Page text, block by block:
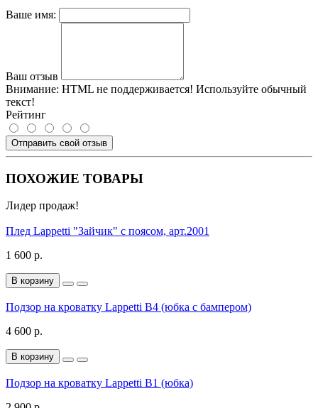
Ваше имя:
Ваш отзыв
Внимание: HTML не поддерживается! Используйте обычный
текст!
Рейтинг
Отправить свой отзыв
ПОХОЖИЕ ТОВАРЫ
Лидер продаж!
Плед Lappetti "Зайчик" с поясом, арт.2001
1 600 р.
В корзину
Подзор на кроватку Lappetti В4 (юбка с бампером)
4 600 р.
В корзину
Подзор на кроватку Lappetti В1 (юбка)